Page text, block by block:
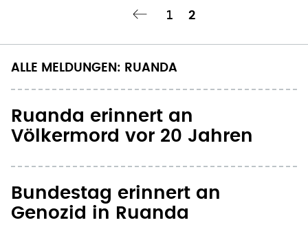
Seite
1
Aktuelle
2
ALLE MELDUNGEN: RUANDA
Ruanda erinnert an
Völkermord vor 20 Jahren
Bundestag erinnert an
Genozid in Ruanda